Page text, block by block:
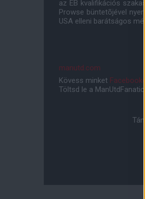
az EB kvalifikációs
Prowse büntetõjével
USA elleni barátságos
manutd.com
Kövess minket Facebookon
Töltsd le a